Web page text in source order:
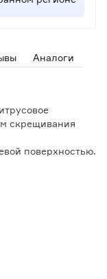
Аналоги
скрещивания
поверхностью.
растение